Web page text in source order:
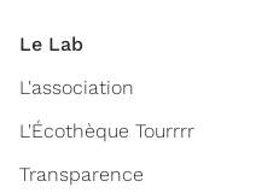
Le Lab
L'association
L'Écothèque Tourrrr
Transparence